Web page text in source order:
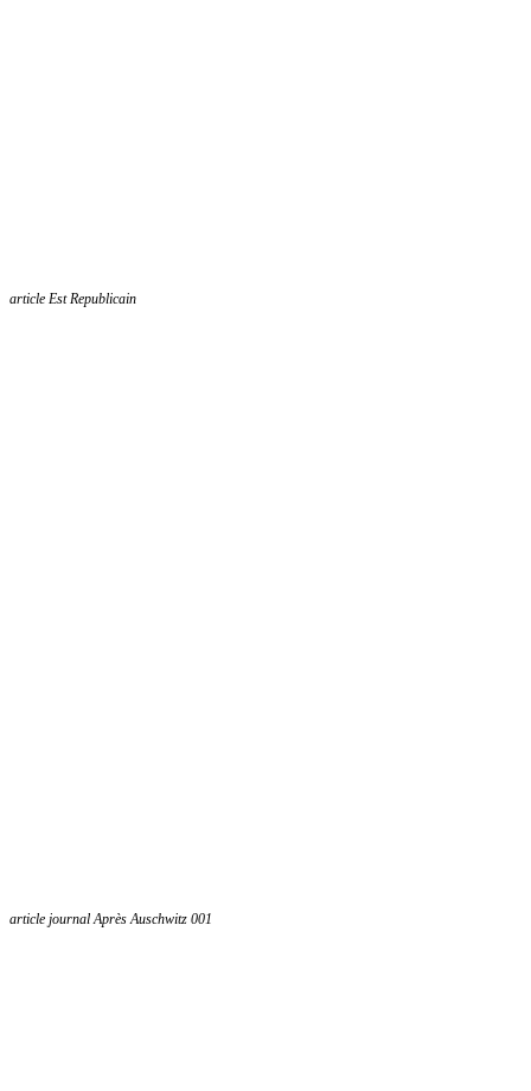
article Est Republicain
article journal Après Auschwitz 001